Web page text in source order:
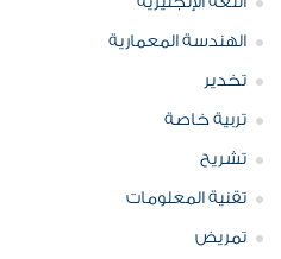
الهندسة المعمارية
تخدير
تربية خاصة
تشريح
تقنية المعلومات
تمريض